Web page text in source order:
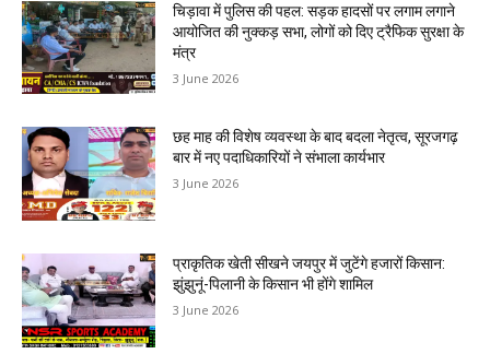
चिड़ावा में पुलिस की पहल: सड़क हादसों पर लगाम लगाने
आयोजित की नुक्कड़ सभा, लोगों को दिए ट्रैफिक सुरक्षा के
मंत्र
3 June 2026
छह माह की विशेष व्यवस्था के बाद बदला नेतृत्व, सूरजगढ़
बार में नए पदाधिकारियों ने संभाला कार्यभार
3 June 2026
प्राकृतिक खेती सीखने जयपुर में जुटेंगे हजारों किसान:
झुंझुनूं-पिलानी के किसान भी होंगे शामिल
3 June 2026